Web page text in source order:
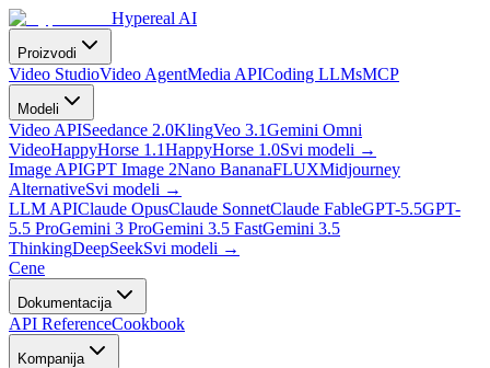
Hypereal AI
Proizvodi
Video StudioVideo AgentMedia APICoding LLMsMCP
Modeli
Video APISeedance 2.0KlingVeo 3.1Gemini Omni
VideoHappyHorse 1.1HappyHorse 1.0Svi modeli →
Image APIGPT Image 2Nano BananaFLUXMidjourney
AlternativeSvi modeli →
LLM APIClaude OpusClaude SonnetClaude FableGPT-5.5GPT-
5.5 ProGemini 3 ProGemini 3.5 FastGemini 3.5
ThinkingDeepSeekSvi modeli →
Cene
Dokumentacija
API ReferenceCookbook
Kompanija